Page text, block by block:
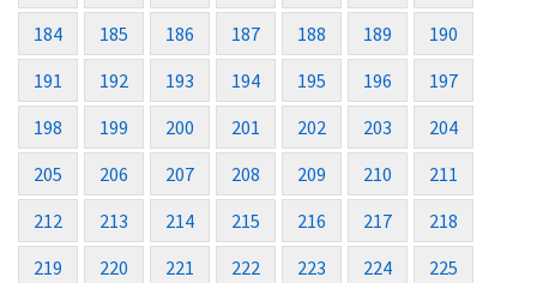
184
185 186 187 188 189
190
191
192 193 194 195 196
197
198
199 200 201 202 203
204
205
206 207 208 209 210
211
212
213 214 215 216 217
218
219
220 221 222 223 224
225